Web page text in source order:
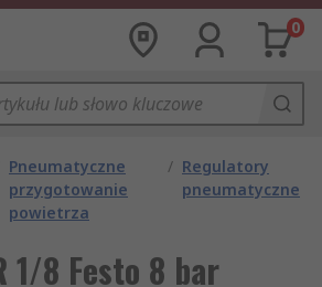
0
Pneumatyczne
przygotowanie
powietrza
/ Regulatory
pneumatyczne
1/8 Festo 8 bar